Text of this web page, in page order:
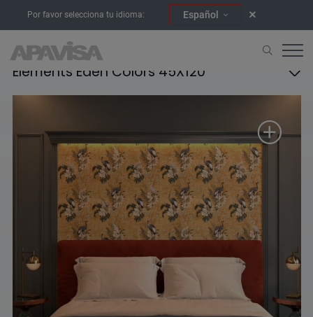
Por favor selecciona tu idioma: Español
Elements Eden Colors 45X120